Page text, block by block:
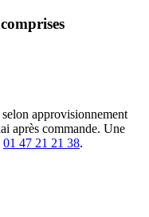
approvisionnement
après commande. Une
01 47 21 21 38.